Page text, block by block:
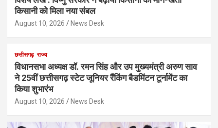
किसानी को मिला नया संबल
August 10, 2026 News Desk
छत्तीसगढ़ राज्य
विधानसभा अध्यक्ष डॉ. रमन सिंह और उप मुख्यमंत्री अरुण साव
ने 25वीं छत्तीसगढ़ स्टेट जूनियर रैंकिंग बैडमिंटन टूर्नामेंट का
किया शुभारंभ
August 10, 2026 News Desk